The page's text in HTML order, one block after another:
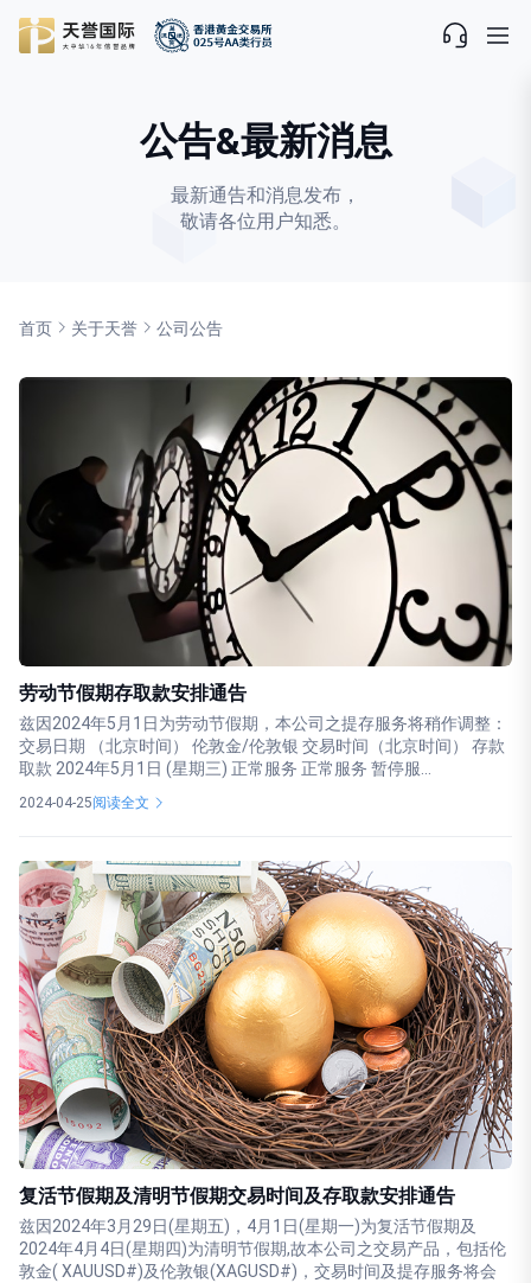
公告&最新消息
最新通告和消息发布，
敬请各位用户知悉。
首页 关于天誉 公司公告
劳动节假期存取款安排通告
兹因2024年5月1日为劳动节假期，本公司之提存服务将稍作调整：
交易日期 （北京时间） 伦敦金/伦敦银 交易时间（北京时间） 存款
取款 2024年5月1日 (星期三) 正常服务 正常服务 暂停服...
2024-04-25阅读全文
复活节假期及清明节假期交易时间及存取款安排通告
兹因2024年3月29日(星期五)，4月1日(星期一)为复活节假期及
2024年4月4日(星期四)为清明节假期,故本公司之交易产品，包括伦
敦金( XAUUSD#)及伦敦银(XAGUSD#)，交易时间及提存服务将会